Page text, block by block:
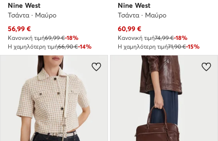
Nine West
Τσάντα · Μαύρο
Τρέχουσα τιμή
56,99 €
Κανονική τιμή69,99 €-18%
Η χαμηλότερη τιμή66,90 €-14%
Nine West
Τσάντα · Μαύρο
Τρέχουσα τιμή
60,99 €
Κανονική τιμή74,99 €-18%
Η χαμηλότερη τιμή71,90 €-15%